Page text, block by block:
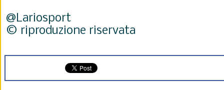
@Lariosport
© riproduzione riservata